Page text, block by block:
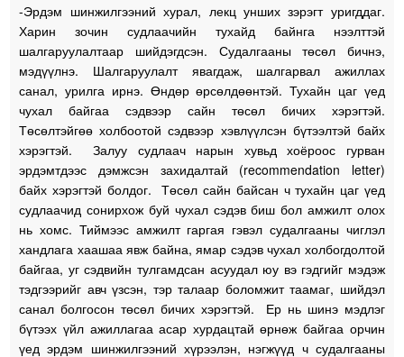
-Эрдэм шинжилгээний хурал, лекц унших зэрэгт уригддаг.
Харин зочин судлаачийн тухайд байнга нээлттэй
шалгаруулалтаар шийдэгдсэн. Судалгааны төсөл бичнэ,
мэдүүлнэ. Шалгаруулалт явагдаж, шалгарвал ажиллах
санал, урилга ирнэ. Өндөр өрсөлдөөнтэй. Тухайн цаг үед
чухал байгаа сэдвээр сайн төсөл бичих хэрэгтэй.
Төсөлтэйгөө холбоотой сэдвээр хэвлүүлсэн бүтээлтэй байх
хэрэгтэй. Залуу судлаач нарын хувьд хоёроос гурван
эрдэмтдээс дэмжсэн захидалтай (recommendation letter)
байх хэрэгтэй болдог. Төсөл сайн байсан ч тухайн цаг үед
судлаачид сонирхож буй чухал сэдэв биш бол амжилт олох
нь хомс. Тиймээс амжилт гаргая гэвэл судалгааны чиглэл
хандлага хаашаа явж байна, ямар сэдэв чухал холбогдолтой
байгаа, уг сэдвийн тулгамдсан асуудал юу вэ гэдгийг мэдэж
тэдгээрийг авч үзсэн, тэр талаар боломжит таамаг, шийдэл
санал болгосон төсөл бичих хэрэгтэй. Ер нь шинэ мэдлэг
бүтээх үйл ажиллагаа асар хурдацтай өрнөж байгаа орчин
үед эрдэм шинжилгээний хүрээлэн, нэгжүүд ч судалгааны